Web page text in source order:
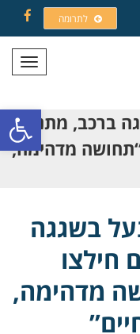
פתח
לתרומה
תפריט
ברכב, מתנדבי
“תחושה מדהימה,
בשגגה
חילצו
מדהימה,